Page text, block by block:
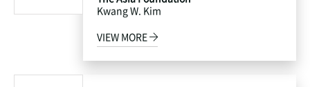
Kwang W. Kim
VIEW MORE